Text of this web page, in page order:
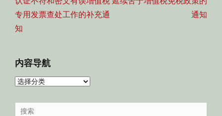
专用发票查处工作的补充通
知
通知
内容导航
内
导Search